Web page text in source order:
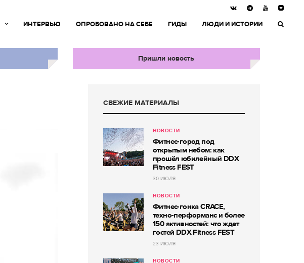
ИНТЕРВЬЮ ОПРОБОВАНО НА СЕБЕ ГИДЫ ЛЮДИ И ИСТОРИИ
Пришли новость
СВЕЖИЕ МАТЕРИАЛЫ
НОВОСТИ
Фитнес-город под
открытым небом: как
прошёл юбилейный DDX
Fitness FEST
30 ИЮЛЯ
НОВОСТИ
Фитнес-гонка CRACE,
техно-перформанс и более
150 активностей: что ждет
гостей DDX Fitness FEST
23 ИЮЛЯ
НОВОСТИ